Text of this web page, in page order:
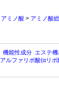
アミノ酸 > アミノ酸
機能性成分 エステ
アルファリポ酸(αリポ